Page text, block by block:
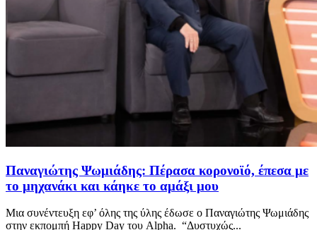
Παναγιώτης Ψωμιάδης: Πέρασα κορονοϊό, έπεσα με
το μηχανάκι και κάηκε το αμάξι μου
Μια συνέντευξη εφ’ όλης της ύλης έδωσε ο Παναγιώτης Ψωμιάδης
στην εκπομπή Happy Day του Alpha. “Δυστυχώς...